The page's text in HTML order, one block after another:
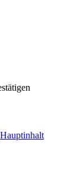
Hauptinhalt